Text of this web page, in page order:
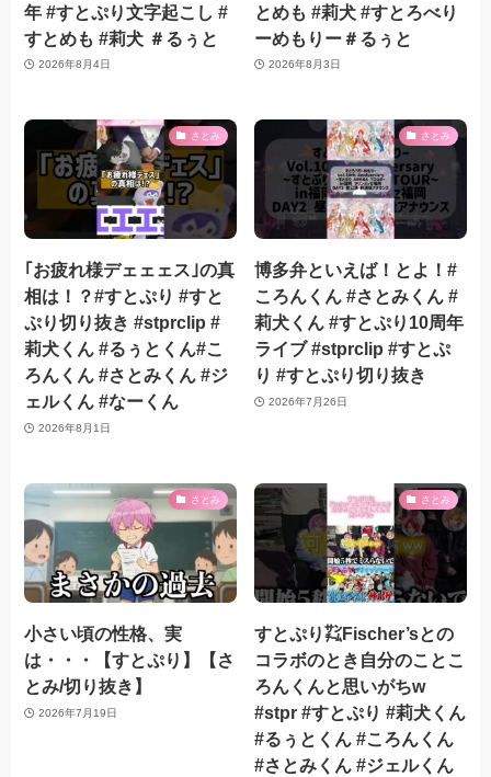
年 #すとぷり文字起こし #
すとめも #莉犬 ＃るぅと
2026年8月4日
とめも #莉犬 #すとろべり
ーめもりー＃るぅと
2026年8月3日
さとみ
｢お疲れ様デェェェス｣の真
相は！？#すとぷり #すと
ぷり切り抜き #stprclip #
莉犬くん #るぅとくん#こ
ろんくん #さとみくん #ジ
ェルくん #なーくん
2026年8月1日
さとみ
博多弁といえば！とよ！#
ころんくん #さとみくん #
莉犬くん #すとぷり10周年
ライブ #stprclip #すとぷ
り #すとぷり切り抜き
2026年7月26日
さとみ
小さい頃の性格、実
は・・・【すとぷり】【さ
とみ/切り抜き】
2026年7月19日
さとみ
すとぷり㌠Fischer’sとの
コラボのとき自分のことこ
ろんくんと思いがちw
#stpr #すとぷり #莉犬くん
#るぅとくん #ころんくん
#さとみくん #ジェルくん